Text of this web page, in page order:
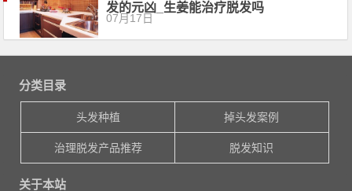
发的元凶_生姜能治疗脱发吗
07月17日
分类目录
头发种植 掉头发案例
治理脱发产品推荐 脱发知识
关于本站